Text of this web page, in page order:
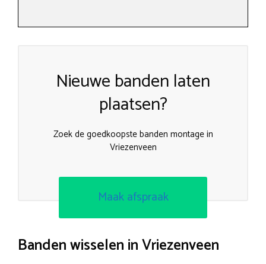
Nieuwe banden laten
plaatsen?
Zoek de goedkoopste banden montage in
Vriezenveen
Maak afspraak
Banden wisselen in Vriezenveen